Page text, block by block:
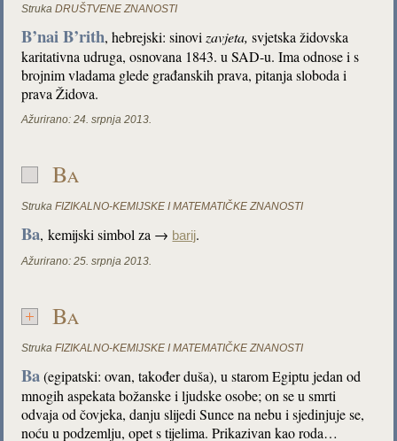
Struka DRUŠTVENE ZNANOSTI
B’nai B’rith, hebrejski: sinovi zavjeta, svjetska židovska
karitativna udruga, osnovana 1843. u SAD-u. Ima odnose i s
brojnim vladama glede građanskih prava, pitanja sloboda i
prava Židova.
Ažurirano: 24. srpnja 2013.
Ba
Struka FIZIKALNO-KEMIJSKE I MATEMATIČKE ZNANOSTI
Ba, kemijski simbol za → barij.
Ažurirano: 25. srpnja 2013.
Ba
Struka FIZIKALNO-KEMIJSKE I MATEMATIČKE ZNANOSTI
Ba(egipatski: ovan, također duša), u starom Egiptu jedan od
mnogih aspekata božanske i ljudske osobe; on se u smrti
odvaja od čovjeka, danju slijedi Sunce na nebu i sjedinjuje se,
noću u podzemlju, opet s tijelima. Prikazivan kao roda…